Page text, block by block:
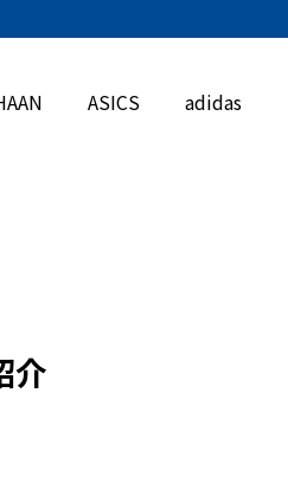
ASICS adidas
介